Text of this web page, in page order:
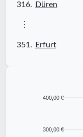
316. Düren
⋮
351. Erfurt
400,00 €
300,00 €